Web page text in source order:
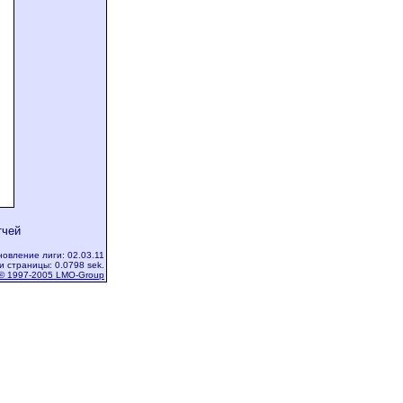
лиги: 02.03.11
страницы: 0.0798 sek.
1997-2005 LMO-Group